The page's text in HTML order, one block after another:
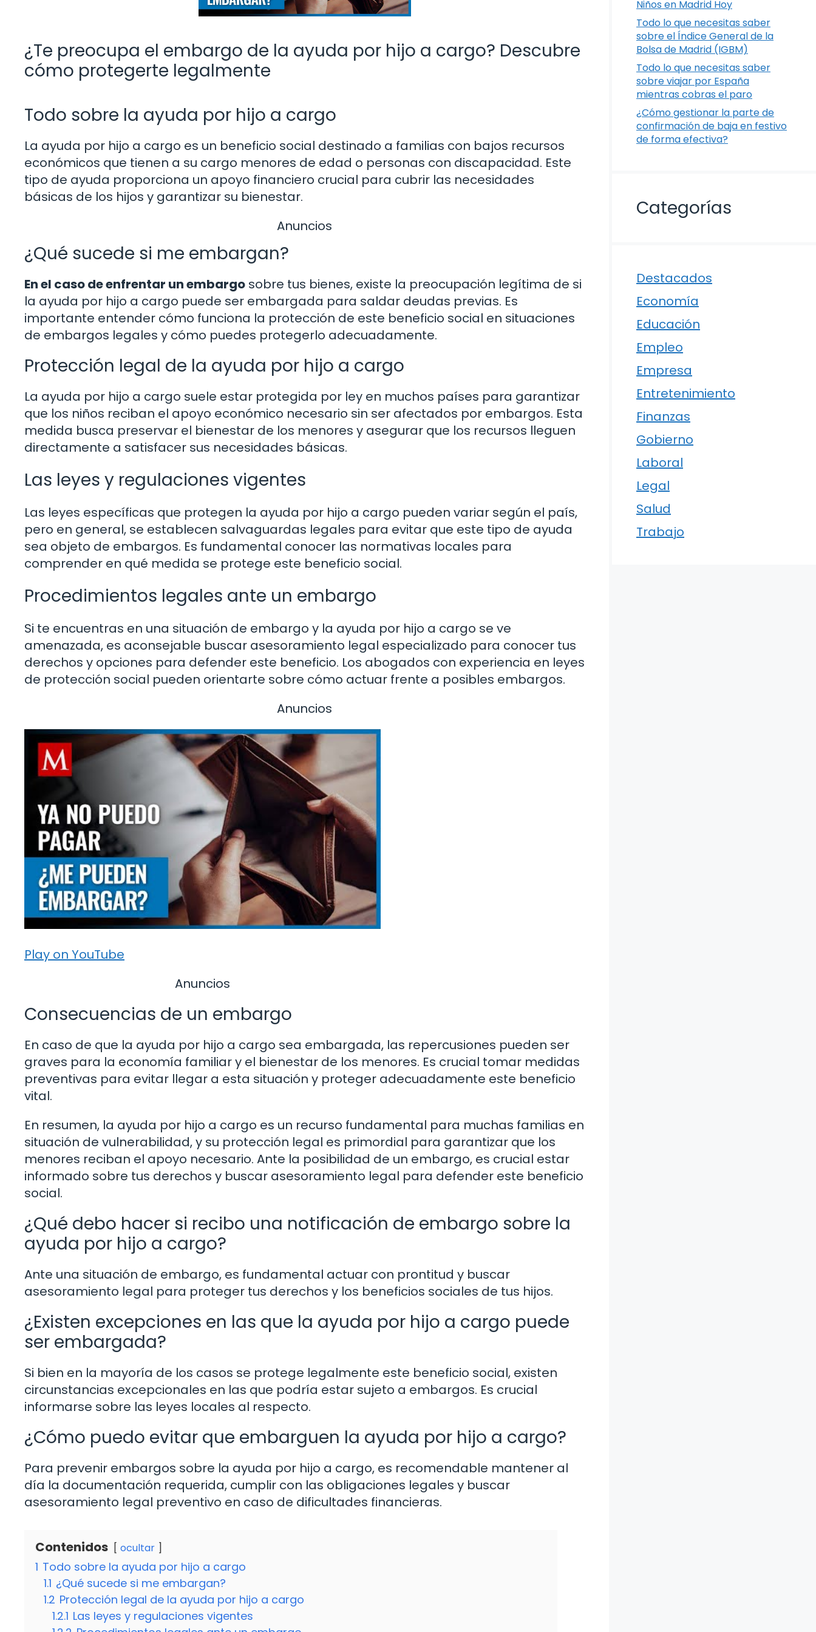
¿Te preocupa el embargo de la ayuda por hijo a cargo? Descubre
cómo protegerte legalmente
Todo sobre la ayuda por hijo a cargo
La ayuda por hijo a cargo es un beneficio social destinado a familias con bajos recursos
económicos que tienen a su cargo menores de edad o personas con discapacidad. Este
tipo de ayuda proporciona un apoyo financiero crucial para cubrir las necesidades
básicas de los hijos y garantizar su bienestar.
Anuncios
¿Qué sucede si me embargan?
En el caso de enfrentar un embargo sobre tus bienes, existe la preocupación legítima de si
la ayuda por hijo a cargo puede ser embargada para saldar deudas previas. Es
importante entender cómo funciona la protección de este beneficio social en situaciones
de embargos legales y cómo puedes protegerlo adecuadamente.
Protección legal de la ayuda por hijo a cargo
La ayuda por hijo a cargo suele estar protegida por ley en muchos países para garantizar
que los niños reciban el apoyo económico necesario sin ser afectados por embargos. Esta
medida busca preservar el bienestar de los menores y asegurar que los recursos lleguen
directamente a satisfacer sus necesidades básicas.
Las leyes y regulaciones vigentes
Las leyes específicas que protegen la ayuda por hijo a cargo pueden variar según el país,
pero en general, se establecen salvaguardas legales para evitar que este tipo de ayuda
sea objeto de embargos. Es fundamental conocer las normativas locales para
comprender en qué medida se protege este beneficio social.
Procedimientos legales ante un embargo
Si te encuentras en una situación de embargo y la ayuda por hijo a cargo se ve
amenazada, es aconsejable buscar asesoramiento legal especializado para conocer tus
derechos y opciones para defender este beneficio. Los abogados con experiencia en leyes
de protección social pueden orientarte sobre cómo actuar frente a posibles embargos.
Anuncios
Play on YouTube
Anuncios
Consecuencias de un embargo
En caso de que la ayuda por hijo a cargo sea embargada, las repercusiones pueden ser
graves para la economía familiar y el bienestar de los menores. Es crucial tomar medidas
preventivas para evitar llegar a esta situación y proteger adecuadamente este beneficio
vital.
En resumen, la ayuda por hijo a cargo es un recurso fundamental para muchas familias en
situación de vulnerabilidad, y su protección legal es primordial para garantizar que los
menores reciban el apoyo necesario. Ante la posibilidad de un embargo, es crucial estar
informado sobre tus derechos y buscar asesoramiento legal para defender este beneficio
social.
¿Qué debo hacer si recibo una notificación de embargo sobre la
ayuda por hijo a cargo?
Ante una situación de embargo, es fundamental actuar con prontitud y buscar
asesoramiento legal para proteger tus derechos y los beneficios sociales de tus hijos.
¿Existen excepciones en las que la ayuda por hijo a cargo puede
ser embargada?
Si bien en la mayoría de los casos se protege legalmente este beneficio social, existen
circunstancias excepcionales en las que podría estar sujeto a embargos. Es crucial
informarse sobre las leyes locales al respecto.
¿Cómo puedo evitar que embarguen la ayuda por hijo a cargo?
Para prevenir embargos sobre la ayuda por hijo a cargo, es recomendable mantener al
día la documentación requerida, cumplir con las obligaciones legales y buscar
asesoramiento legal preventivo en caso de dificultades financieras.
Contenidos ocultar
1 Todo sobre la ayuda por hijo a cargo
1.1 ¿Qué sucede si me embargan?
1.2 Protección legal de la ayuda por hijo a cargo
1.2.1 Las leyes y regulaciones vigentes
Niños en Madrid Hoy
Todo lo que necesitas saber
sobre el Índice General de la
Bolsa de Madrid (IGBM)
Todo lo que necesitas saber
sobre viajar por España
mientras cobras el paro
¿Cómo gestionar la parte de
confirmación de baja en festivo
de forma efectiva?
Categorías
Destacados
Economía
Educación
Empleo
Empresa
Entretenimiento
Finanzas
Gobierno
Laboral
Legal
Salud
Trabajo